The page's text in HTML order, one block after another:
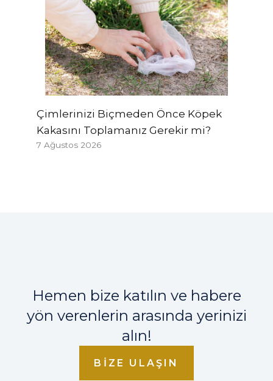
Çimlerinizi Biçmeden Önce Köpek
Kakasını Toplamanız Gerekir mi?
7 Ağustos 2026
Hemen bize katılın ve habere
yön verenlerin arasında yerinizi
alın!
BIZE ULAŞIN